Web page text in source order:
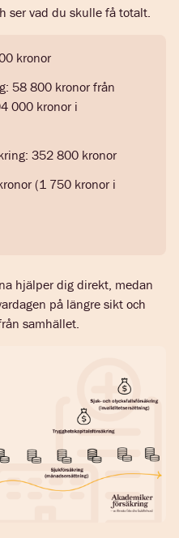
ser vad du skulle få totalt.
kronor
58 800 kronor från
000 kronor i
352 800 kronor
(1 750 kronor i
hjälper dig direkt, medan
på längre sikt och
samhället.